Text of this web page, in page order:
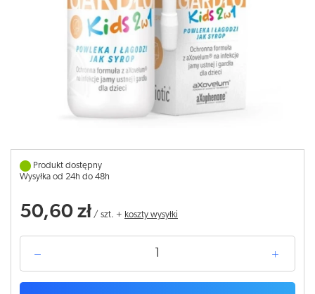
Produkt dostępny
Wysyłka od 24h do 48h
50,60 zł / szt. + koszty wysyłki